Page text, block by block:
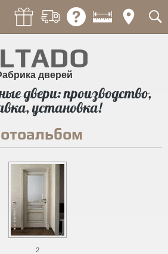
дверей
двери: производство,
установка!
2